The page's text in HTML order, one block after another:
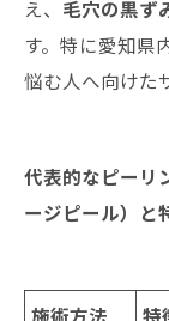
え、 毛穴の黒ず
す。特に愛知県
悩む人へ向けた
代表的なピーリ
ージピール）と
施術方法 特